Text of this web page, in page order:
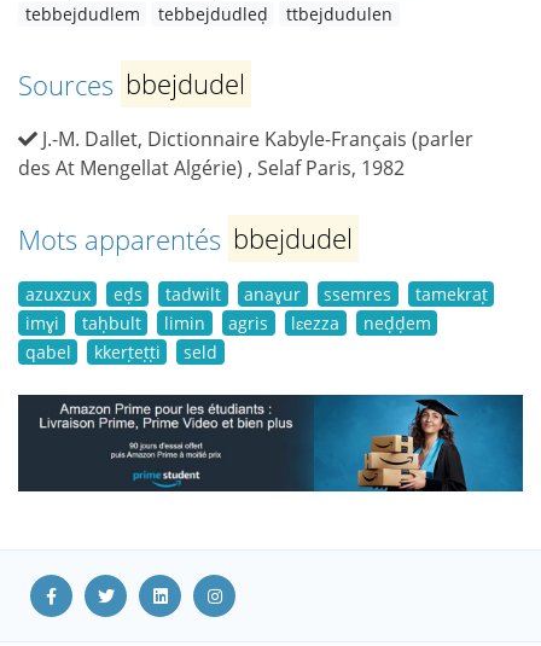
tebbejdudlem
tebbejdudleḍ ttbejdudulen
Sources bbejdudel
J.-M. Dallet, Dictionnaire Kabyle-Français (parler
des At Mengellat Algérie) , Selaf Paris, 1982
Mots apparentés bbejdudel
azuxzux eḍs tadwilt anaɣur ssemres
tamekraṭ
imɣi
taḥbult limin agris lɛezza
neḍḍem
qabel
kkerṭeṭṭi seld